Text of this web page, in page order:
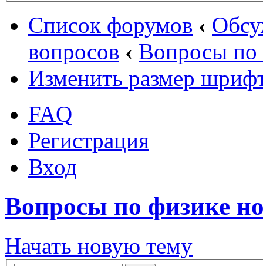
Список форумов ‹
вопросов ‹ Вопросы по
Изменить размер
FAQ
Регистрация
Вход
Вопросы по физике
Начать новую тему